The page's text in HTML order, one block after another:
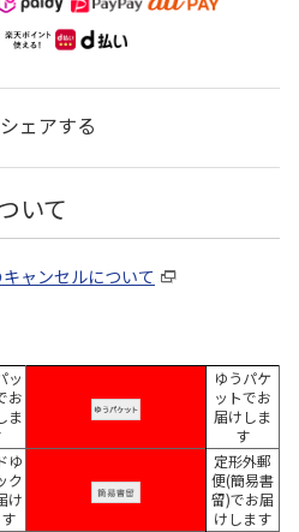
シェアする
いて
ャンセルについて
ッ
お
ま
ゆうパケ
ットでお
届けしま
す
ゆ
ク
け
定形外郵
便(簡易書
留)でお届
けします